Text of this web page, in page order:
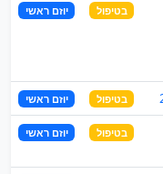
בטיפול יוזם ראשי
בטיפול יוזם ראשי
בטיפול יוזם ראשי